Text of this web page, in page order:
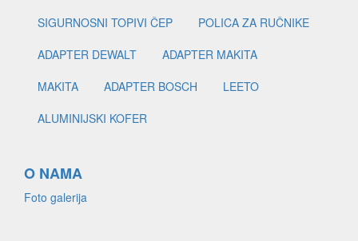
SIGURNOSNI TOPIVI ČEP
POLICA ZA RUČNIKE
ADAPTER DEWALT
ADAPTER MAKITA
MAKITA
ADAPTER BOSCH
LEETO
ALUMINIJSKI KOFER
O NAMA
Foto galerija